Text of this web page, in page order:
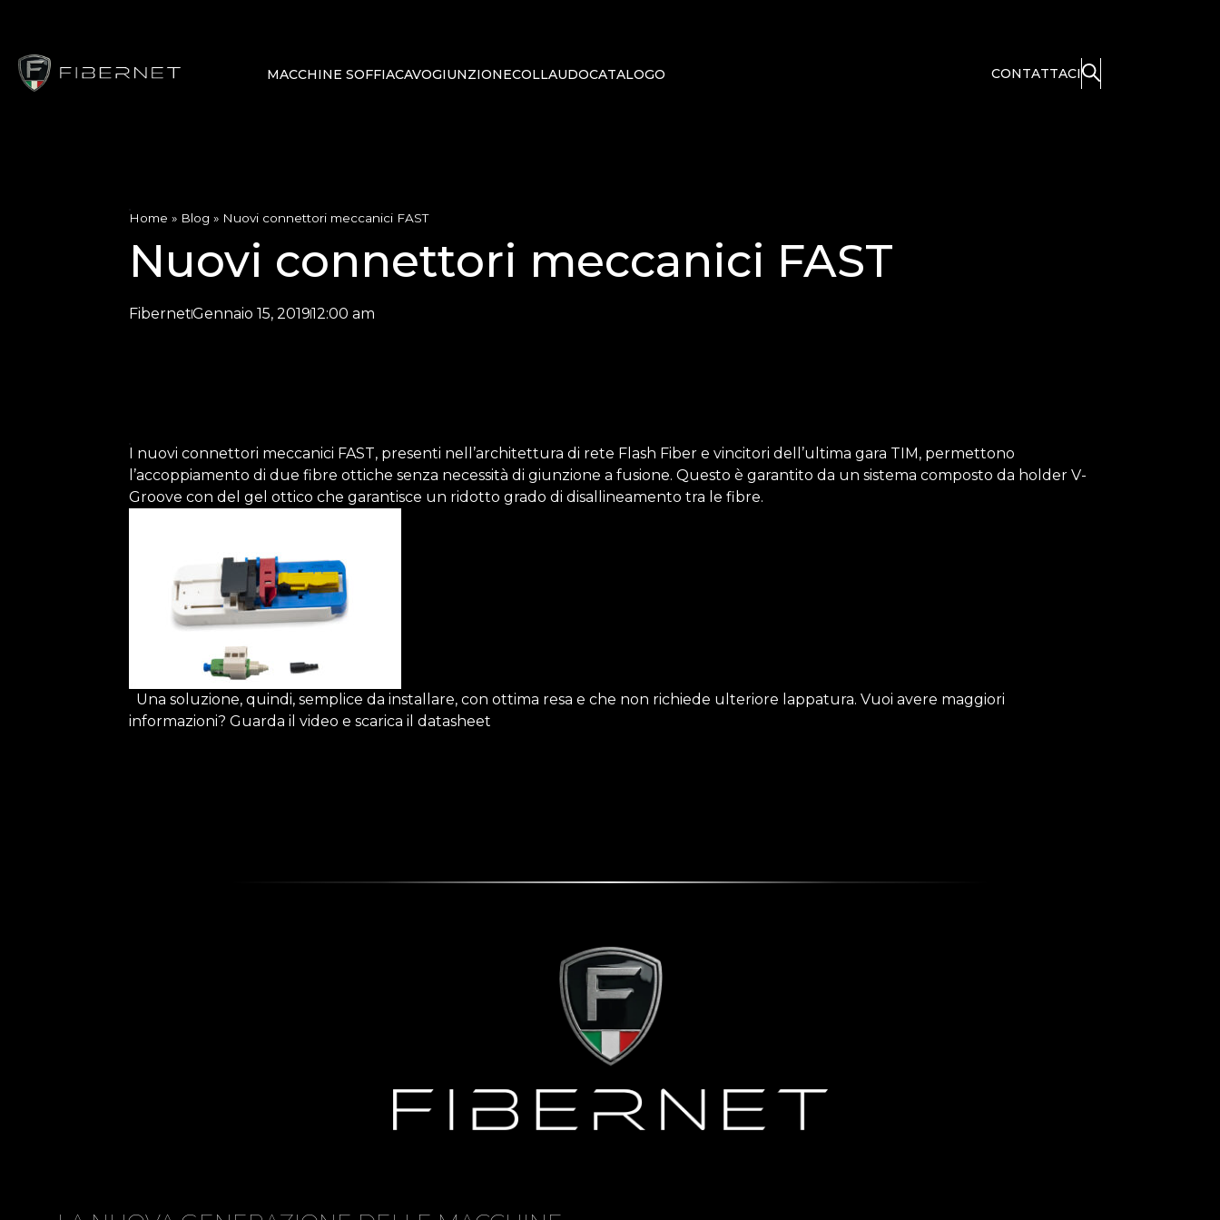
MACCHINE SOFFIACAVOGIUNZIONECOLLAUDOCATALOGO CONTATTACI
Home » Blog » Nuovi connettori meccanici FAST
Nuovi connettori meccanici FAST
FibernetGennaio 15, 201912:00 am
I nuovi connettori meccanici FAST, presenti nell’architettura di rete Flash Fiber e vincitori dell’ultima gara TIM, permettono
l’accoppiamento di due fibre ottiche senza necessità di giunzione a fusione. Questo è garantito da un sistema composto da holder V-
Groove con del gel ottico che garantisce un ridotto grado di disallineamento tra le fibre.
Una soluzione, quindi, semplice da installare, con ottima resa e che non richiede ulteriore lappatura. Vuoi avere maggiori
informazioni? Guarda il video e scarica il datasheet